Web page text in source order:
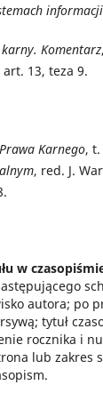
karny. Komentarz
13, teza 9.
Karnego, t.
, red. J.
w
autora; po
tytuł
rocznika i
lub zakres